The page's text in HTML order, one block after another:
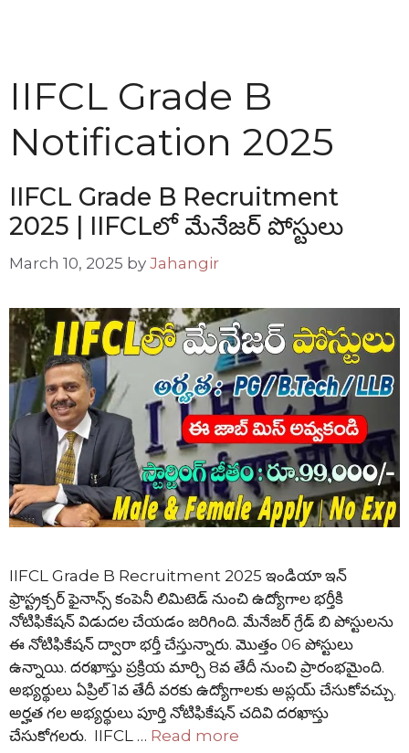
IIFCL Grade B
Notification 2025
IIFCL Grade B Recruitment
2025 | IIFCLలో మేనేజర్ పోస్టులు
March 10, 2025 by Jahangir
IIFCL Grade B Recruitment 2025 ఇండియా ఇన్
ఫ్రాస్ట్రక్చర్ ఫైనాన్స్ కంపెనీ లిమిటెడ్ నుంచి ఉద్యోగాల భర్తీకి
నోటిఫికేషన్ విడుదల చేయడం జరిగింది. మేనేజర్ గ్రేడ్ బి పోస్టులను
ఈ నోటిఫికేషన్ ద్వారా భర్తీ చేస్తున్నారు. మొత్తం 06 పోస్టులు
ఉన్నాయి. దరఖాస్తు ప్రక్రియ మార్చి 8వ తేదీ నుంచి ప్రారంభమైంది.
అభ్యర్థులు ఏప్రిల్ 1వ తేదీ వరకు ఉద్యోగాలకు అప్లయ్ చేసుకోవచ్చు.
అర్హత గల అభ్యర్థులు పూర్తి నోటిఫికేషన్ చదివి దరఖాస్తు
చేసుకోగలరు. IIFCL … Read more